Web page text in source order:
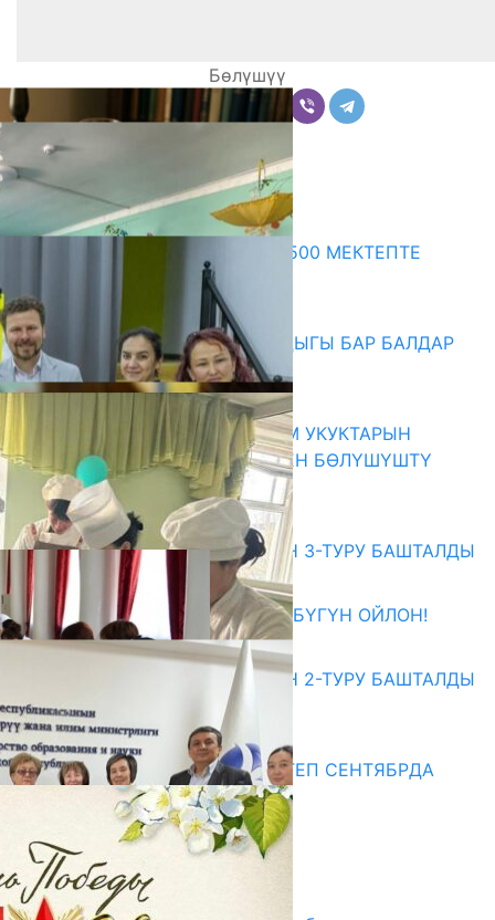
Бөлүшүү
Комментарийлер
Акыркы жаңылыктар
ПРЕЗИДЕНТТИН ЖАРЛЫГЫ: 500 МЕКТЕПТЕ
ШАХМАТ ИЙРИМИ АЧЫЛАТ
06.08.2026
СҮЛҮКТҮ: ӨЗГӨЧӨ МУКТАЖДЫГЫ БАР БАЛДАР
ҮЧҮН БОРБОР АЧЫЛДЫ
06.08.2026
КЫРГЫЗ ЭКСПЕРТТЕРИ АДАМ УКУКТАРЫН
ОКУТУУ ТАЖРЫЙБАСЫ МЕНЕН БӨЛҮШҮШТҮ
06.08.2026
Абитуриент
ЖОЖДОРГО КАБЫЛ АЛУУНУН 3-ТУРУ БАШТАЛДЫ
27.07.2026
ӨЗҮҢДҮН КЕЛЕЧЕГИҢ ҮЧҮН БҮГҮН ОЙЛОН!
20.07.2026
ЖОЖДОРГО КАБЫЛ АЛУУНУН 2-ТУРУ БАШТАЛДЫ
20.07.2026
Медиа
СУЗАКТА 750 ОРУНДУУ МЕКТЕП СЕНТЯБРДА
ПАЙДАЛАНУУГА БЕРИЛЕТ
07.08.2025
Улуу Жеңиштин жандуу сөзү
29.04.2025